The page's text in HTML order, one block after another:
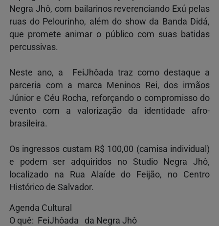
Negra Jhô, com bailarinos reverenciando Exú pelas
ruas do Pelourinho, além do show da Banda Didá,
que promete animar o público com suas batidas
percussivas.
Neste ano, a FeiJhôada traz como destaque a
parceria com a marca Meninos Rei, dos irmãos
Júnior e Céu Rocha, reforçando o compromisso do
evento com a valorização da identidade afro-
brasileira.
Os ingressos custam R$ 100,00 (camisa individual)
e podem ser adquiridos no Studio Negra Jhô,
localizado na Rua Alaíde do Feijão, no Centro
Histórico de Salvador.
Agenda Cultural
O quê: FeiJhôada da Negra Jhô